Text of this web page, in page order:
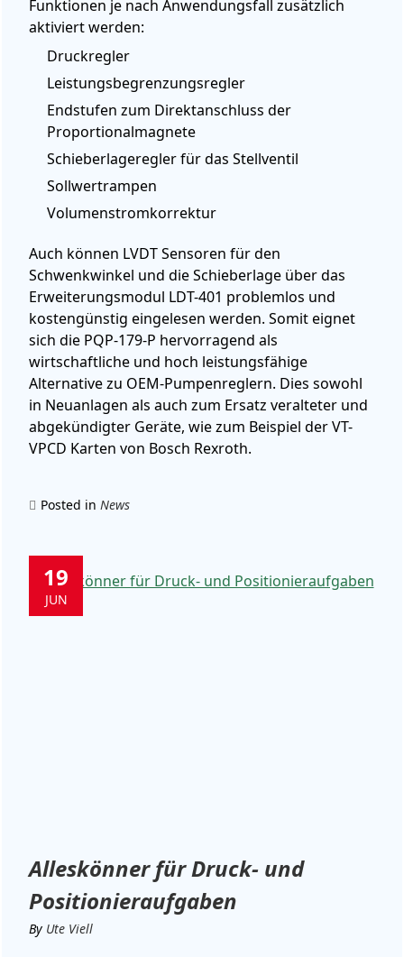
Funktionen je nach Anwendungsfall zusätzlich
aktiviert werden:
Druckregler
Leistungsbegrenzungsregler
Endstufen zum Direktanschluss der
Proportionalmagnete
Schieberlageregler für das Stellventil
Sollwertrampen
Volumenstromkorrektur
Auch können LVDT Sensoren für den
Schwenkwinkel und die Schieberlage über das
Erweiterungsmodul LDT-401 problemlos und
kostengünstig eingelesen werden. Somit eignet
sich die PQP-179-P hervorragend als
wirtschaftliche und hoch leistungsfähige
Alternative zu OEM-Pumpenreglern. Dies sowohl
in Neuanlagen als auch zum Ersatz veralteter und
abgekündigter Geräte, wie zum Beispiel der VT-
VPCD Karten von Bosch Rexroth.
Posted in News
Alleskönner für Druck- und
Positionieraufgaben
19
JUN
By Ute Viell